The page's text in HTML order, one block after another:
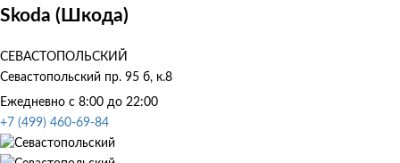
Skoda (Шкода)
СЕВАСТОПОЛЬСКИЙ
Севастопольский пр. 95 б, к.8
Ежедневно с 8:00 до 22:00
+7 (499) 460-69-84